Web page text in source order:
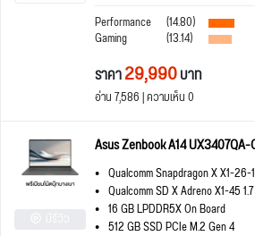
Performance
(14.80)
Gaming (13.14)
ราคา29,990บาท
อ่าน 7,586 | ความเห็น 0
Asus Zenbook A14
Qualcomm Snapdragon X X1-26-
Qualcomm SD X Adreno X1-45
16 GB LPDDR5X On Board
512 GB SSD PCIe M.2 Gen 4